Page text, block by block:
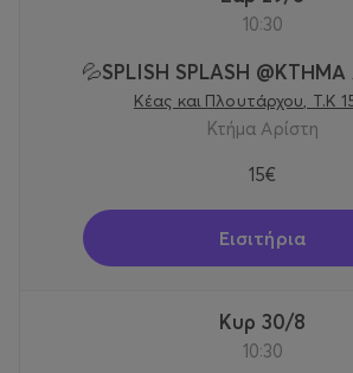
10:30
💦SPLISH SPLASH
Κέας και Πλουτάρχου, Τ.Κ
Κτήμα Αρίστη
15€
Εισιτήρια
Κυρ 30/8
10:30